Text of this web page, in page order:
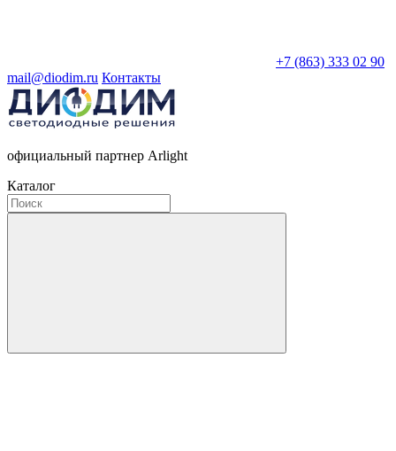
+7 (863) 333 02 90
mail@diodim.ru Контакты
официальный партнер Arlight
Каталог